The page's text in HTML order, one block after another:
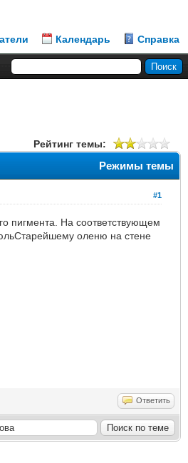
Календарь Справка
Рейтинг темы:
Режимы темы
#1
пигмента. На соответствующем
оленю на стене
Ответить